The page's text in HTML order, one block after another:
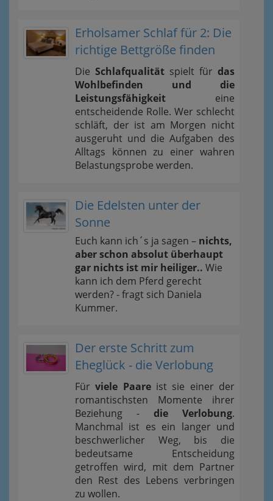
Erholsamer Schlaf für 2: Die
richtige Bettgröße finden
Die Schlafqualität spielt für das
Wohlbefinden und die
Leistungsfähigkeit eine
entscheidende Rolle. Wer schlecht
schläft, der ist am Morgen nicht
ausgeruht und die Aufgaben des
Alltags können zu einer wahren
Belastungsprobe werden.
Die Edelsten unter der
Sonne
Euch kann ich´s ja sagen – nichts,
aber schon absolut überhaupt
gar nichts ist mir heiliger.. Wie
kann ich dem Pferd gerecht
werden? - fragt sich Daniela
Kummer.
Der erste Schritt zum
Eheglück - die Verlobung
Fürviele Paareist sie einer der
romantischsten Momente ihrer
Beziehung - die Verlobung.
Manchmal ist es ein langer und
beschwerlicher Weg, bis die
bedeutsame Entscheidung
getroffen wird, mit dem Partner
den Rest des Lebens verbringen
zu wollen.